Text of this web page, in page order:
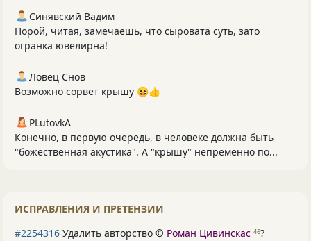
Синявский Вадим
Порой, читая, замечаешь, что сыровата суть, зато
огранка ювелирна!
Ловец Снов
Возможно сорвёт крышу 😆👍
PLutоvkА
Конечно, в первую очередь, в человеке должна быть
"божественная акустика". А "крышу" непременно по...
ИСПРАВЛЕНИЯ И ПРЕТЕНЗИИ
#2254316 Удалить авторство © Роман Цивинскас 46?